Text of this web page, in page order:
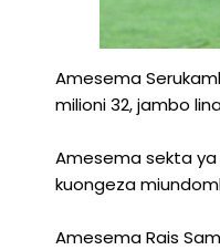
Amesema
milioni 32, jambo
Amesema sekta ya
kuongeza
Amesema Rais